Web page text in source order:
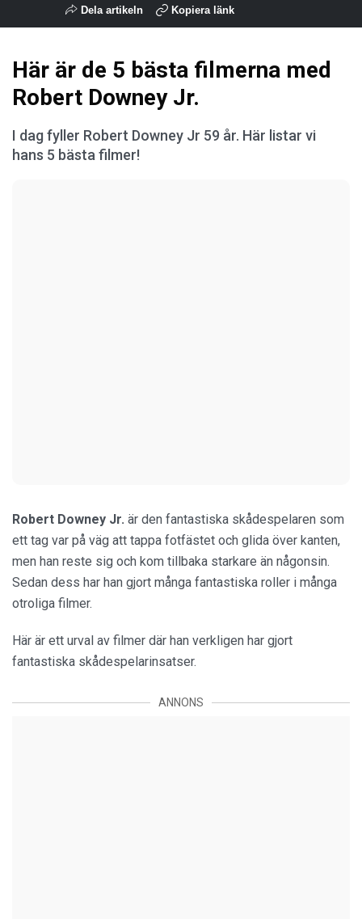
Dela artikeln Kopiera länk
Här är de 5 bästa filmerna med
Robert Downey Jr.
I dag fyller Robert Downey Jr 59 år. Här listar vi
hans 5 bästa filmer!
Robert Downey Jr. är den fantastiska skådespelaren som
ett tag var på väg att tappa fotfästet och glida över kanten,
men han reste sig och kom tillbaka starkare än någonsin.
Sedan dess har han gjort många fantastiska roller i många
otroliga filmer.
Här är ett urval av filmer där han verkligen har gjort
fantastiska skådespelarinsatser.
ANNONS